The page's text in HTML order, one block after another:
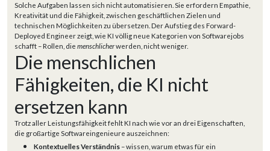
Solche Aufgaben lassen sich nicht automatisieren. Sie erfordern Empathie,
Kreativität und die Fähigkeit, zwischen geschäftlichen Zielen und
technischen Möglichkeiten zu übersetzen. Der Aufstieg des Forward-
Deployed Engineer zeigt, wie KI völlig neue Kategorien von Softwarejobs
schafft – Rollen, die menschlicherwerden, nicht weniger.
Die menschlichen
Fähigkeiten, die KI nicht
ersetzen kann
Trotz aller Leistungsfähigkeit fehlt KI nach wie vor an drei Eigenschaften,
die großartige Softwareingenieure auszeichnen:
Kontextuelles Verständnis – wissen, warum etwas für ein